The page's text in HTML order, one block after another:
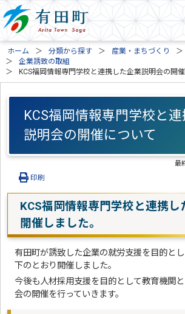
ホーム 分類から探す 産業・まちづくり
企業誘致の取組
KCS福岡情報専門学校と連携した企業説明会の開
KCS福岡情報専門学校と
説明会の開催について
最
印刷
KCS福岡情報専門学校と連携し
開催しました。
有田町が誘致した企業の就労支援を目的と
下のとおり開催しました。
今後も人材採用支援を目的として教育機関
会の開催を行っていきます。